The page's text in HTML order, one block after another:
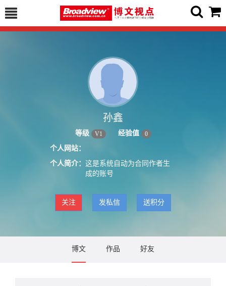
孙鑫
等级 V1 经验值 0
个人网站：
个人简介： 这是系统自动为合同作者生
成的账号
关注 发私信 送积分
博文 作品 好友